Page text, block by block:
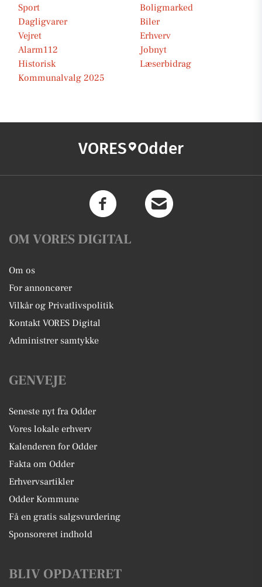
Sport
Boligmarked
Dagligvarer
Biler
Vejret
Erhverv
Alarm112
Jobnyt
Historisk
Læserbidrag
Kommunalvalg 2025
VORES Odder
OM VORES DIGITAL
Om os
For annoncører
Vilkår og Privatlivspolitik
Kontakt VORES Digital
Administrer samtykke
GENVEJE
Seneste nyt fra Odder
Vores lokale erhverv
Kalenderen for Odder
Fakta om Odder
Erhvervsartikler
Odder Kommune
Få en gratis salgsvurdering
Sponsoreret indhold
BLIV OPDATERET